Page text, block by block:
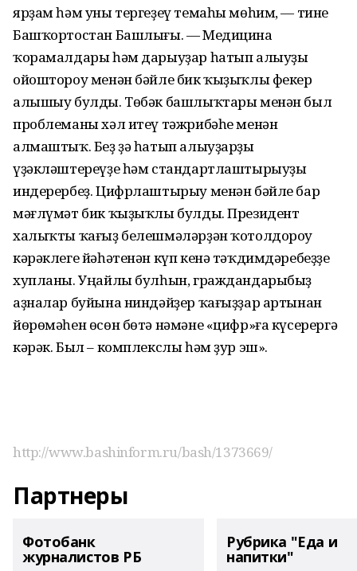
ярҙам һәм уны тергеҙеү темаһы мөһим, — тине
Башҡортостан Башлығы. — Медицина
ҡорамалдары һәм дарыуҙар һатып алыуҙы
ойоштороу менән бәйле бик ҡыҙыҡлы фекер
алышыу булды. Төбәк башлыҡтары менән был
проблеманы хәл итеү тәжрибәһе менән
алмаштыҡ. Беҙ ҙә һатып алыуҙарҙы
үҙәкләштереүҙе һәм стандартлаштырыуҙы
индерербеҙ. Цифрлаштырыу менән бәйле бар
мәғлүмәт бик ҡыҙыҡлы булды. Президент
халыҡты ҡағыҙ белешмәләрҙән ҡотолдороу
кәрәклеге йәһәтенән күп кенә тәҡдимдәребеҙҙе
хупланы. Уңайлы булһын, граждандарыбыҙ
аҙналар буйына ниндәйҙер ҡағыҙҙар артынан
йөрөмәһен өсөн бөтә нәмәне «цифр»ға күсерергә
кәрәк. Был – комплекслы һәм ҙур эш».
http://www.bashinform.ru/bash/1373669/
Партнеры
Фотобанк
журналистов РБ
Рубрика "Еда и
напитки"